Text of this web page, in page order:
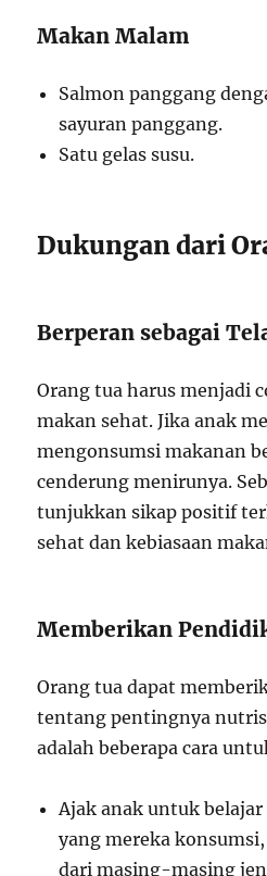
Makan Malam
Salmon panggang
sayuran panggang.
Satu gelas susu.
Dukungan dari
Berperan sebagai
Orang tua harus menjadi
makan sehat. Jika anak
mengonsumsi makanan
cenderung menirunya.
tunjukkan sikap positif
sehat dan kebiasaan
Memberikan
Orang tua dapat
tentang pentingnya
adalah beberapa cara
Ajak anak untuk
yang mereka
dari masing-masing